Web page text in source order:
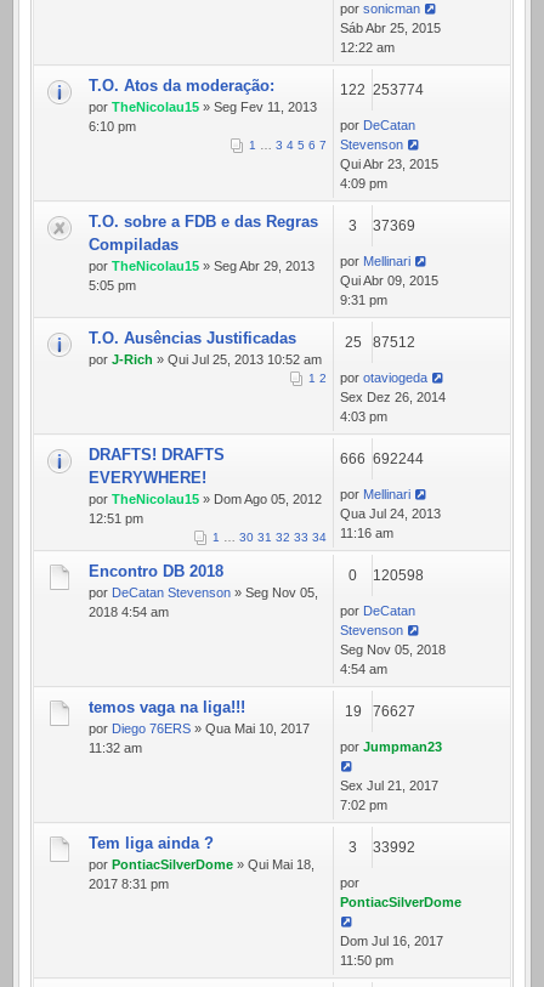
por sonicman
Sáb Abr 25, 2015
12:22 am
T.O. Atos da moderação:
por TheNicolau15 » Seg Fev 11, 2013
6:10 pm
1 … 3 4 5 6 7
122 253774
por DeCatan
Stevenson
Qui Abr 23, 2015
4:09 pm
T.O. sobre a FDB e das Regras
Compiladas
por TheNicolau15 » Seg Abr 29, 2013
5:05 pm
3 37369
por Mellinari
Qui Abr 09, 2015
9:31 pm
T.O. Ausências Justificadas
por J-Rich » Qui Jul 25, 2013 10:52 am
1 2
25 87512
por otaviogeda
Sex Dez 26, 2014
4:03 pm
DRAFTS! DRAFTS
EVERYWHERE!
por TheNicolau15 » Dom Ago 05, 2012
12:51 pm
1 … 30 31 32 33 34
666 692244
por Mellinari
Qua Jul 24, 2013
11:16 am
Encontro DB 2018
por DeCatan Stevenson » Seg Nov 05,
2018 4:54 am
0 120598
por DeCatan
Stevenson
Seg Nov 05, 2018
4:54 am
temos vaga na liga!!!
por Diego 76ERS » Qua Mai 10, 2017
11:32 am
19 76627
por Jumpman23
Sex Jul 21, 2017
7:02 pm
Tem liga ainda ?
por PontiacSilverDome » Qui Mai 18,
2017 8:31 pm
3 33992
por
PontiacSilverDome
Dom Jul 16, 2017
11:50 pm